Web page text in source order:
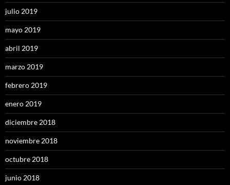
julio 2019
mayo 2019
abril 2019
marzo 2019
febrero 2019
enero 2019
diciembre 2018
noviembre 2018
octubre 2018
junio 2018